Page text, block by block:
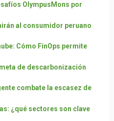
OlympusMons por
al consumidor peruano
Cómo FinOps permite
de descarbonización
combate la escasez de
¿qué sectores son clave